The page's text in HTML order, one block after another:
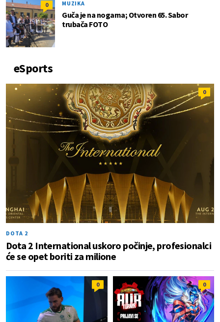
0 MUZIKA
Guča je na nogama; Otvoren 65. Sabor
trubača FOTO
eSports
0
DOTA 2
Dota 2 International uskoro počinje, profesionalci
će se opet boriti za milione
0 0